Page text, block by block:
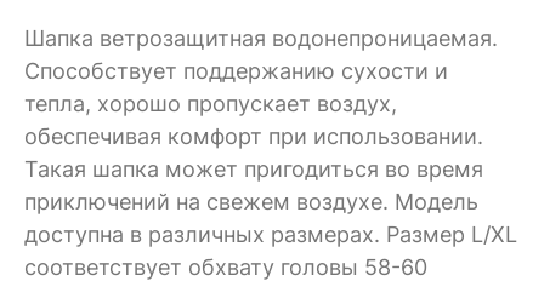
Шапка ветрозащитная водонепроницаемая.
Способствует поддержанию сухости и
тепла, хорошо пропускает воздух,
обеспечивая комфорт при использовании.
Такая шапка может пригодиться во время
приключений на свежем воздухе. Модель
доступна в различных размерах. Размер L/XL
соответствует обхвату головы 58-60